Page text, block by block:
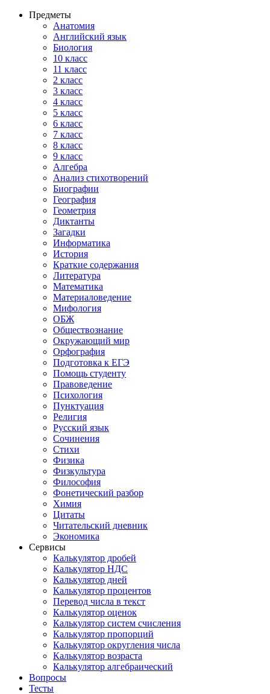
Предметы
Анатомия
Английский язык
Биология
10 класс
11 класс
2 класс
3 класс
4 класс
5 класс
6 класс
7 класс
8 класс
9 класс
Алгебра
Анализ стихотворений
Биографии
География
Геометрия
Диктанты
Загадки
Информатика
История
Краткие содержания
Литература
Математика
Материаловедение
Мифология
ОБЖ
Обществознание
Окружающий мир
Орфография
Подготовка к ЕГЭ
Помощь студенту
Правоведение
Психология
Пунктуация
Религия
Русский язык
Сочинения
Стихи
Физика
Физкультура
Философия
Фонетический разбор
Химия
Цитаты
Читательский дневник
Экономика
Сервисы
Калькулятор дробей
Калькулятор НДС
Калькулятор дней
Калькулятор процентов
Перевод числа в текст
Калькулятор оценок
Калькулятор систем счисления
Калькулятор пропорций
Калькулятор округления числа
Калькулятор возраста
Калькулятор алгебраический
Вопросы
Тесты